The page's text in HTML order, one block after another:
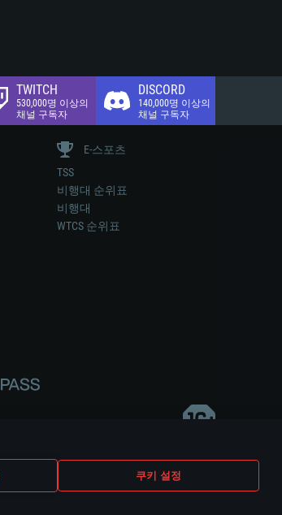
쿠키 설정
TWITCH
530,000명 이상의
채널 구독자
DISCORD
140,000명 이상의
채널 구독자
E-스포츠
TSS
비행대 순위표
비행대
WTCS 순위표